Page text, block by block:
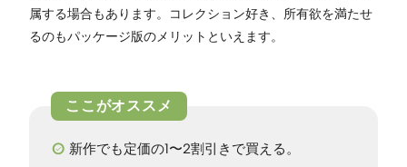
属する場合もあります。コレクション好き、所有欲を満たせ
るのもパッケージ版のメリットといえます。
新作でも定価の1〜2割引きで買える。